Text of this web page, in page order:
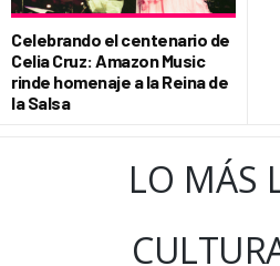
CULTURIZANDO.COM
Celebrando el centenario de
Celia Cruz: Amazon Music
rinde homenaje a la Reina de
la Salsa
LO MÁS